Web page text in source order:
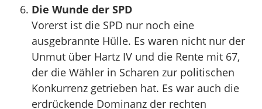
Die Wunde der SPD
Vorerst ist die SPD nur noch eine
ausgebrannte Hülle. Es waren nicht nur der
Unmut über Hartz IV und die Rente mit 67,
der die Wähler in Scharen zur politischen
Konkurrenz getrieben hat. Es war auch die
erdrückende Dominanz der rechten